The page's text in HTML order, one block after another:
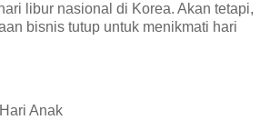
libur nasional di Korea. Akan tetapi,
bisnis tutup untuk menikmati hari
Anak